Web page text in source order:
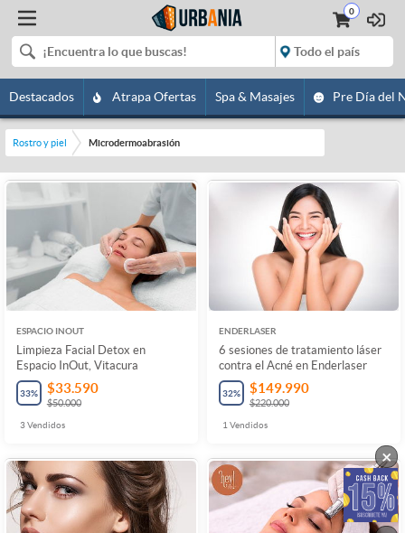
0
Destacados Atrapa Ofertas Spa & Masajes Pre Día del
Rostro y piel Microdermoabrasión
ESPACIO INOUT
Limpieza Facial Detox en
Espacio InOut, Vitacura
33% $33.590
$50.000
3Vendidos
ENDERLASER
6 sesiones de tratamiento láser
contra el Acné en Enderlaser
32% $149.990
$220.000
1 Vendidos
×